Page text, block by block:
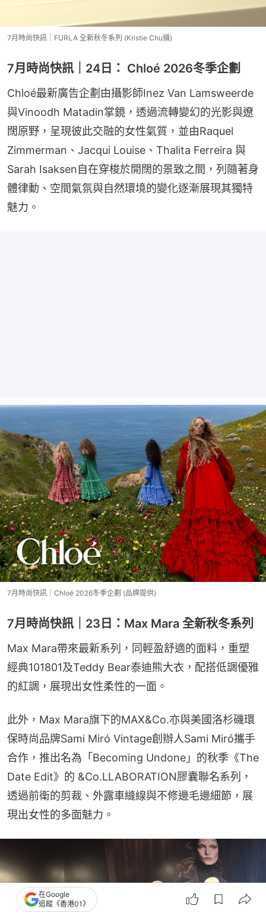
7月時尚快訊｜FURLA 全新秋冬系列 (Kristie Chu攝)
7月時尚快訊｜24日： Chloé 2026冬季企劃
Chloé最新廣告企劃由攝影師Inez Van Lamsweerde
與Vinoodh Matadin掌鏡，透過流轉變幻的光影與遼
闊原野，呈現彼此交融的女性氣質，並由Raquel
Zimmerman、Jacqui Louise、Thalita Ferreira 與
Sarah Isaksen自在穿梭於開闊的景致之間，列隨著身
體律動、空間氣氛與自然環境的變化逐漸展現其獨特
魅力。
7月時尚快訊｜Chloé 2026冬季企劃 (品牌提供)
7月時尚快訊｜23日：Max Mara 全新秋冬系列
Max Mara帶來最新系列，同輕盈舒適的面料，重塑
經典101801及Teddy Bear泰迪熊大衣，配搭低調優雅
的紅調，展現出女性柔性的一面。
此外，Max Mara旗下的MAX&Co.亦與美國洛杉磯環
保時尚品牌Sami Miró Vintage創辦人Sami Miró攜手
合作，推出名為「Becoming Undone」的秋季《The
Date Edit》的 &Co.LLABORATION膠囊聯名系列，
透過前衛的剪裁、外露車縫線與不修邊毛邊細節，展
現出女性的多面魅力。
在Google
追蹤《香港01》